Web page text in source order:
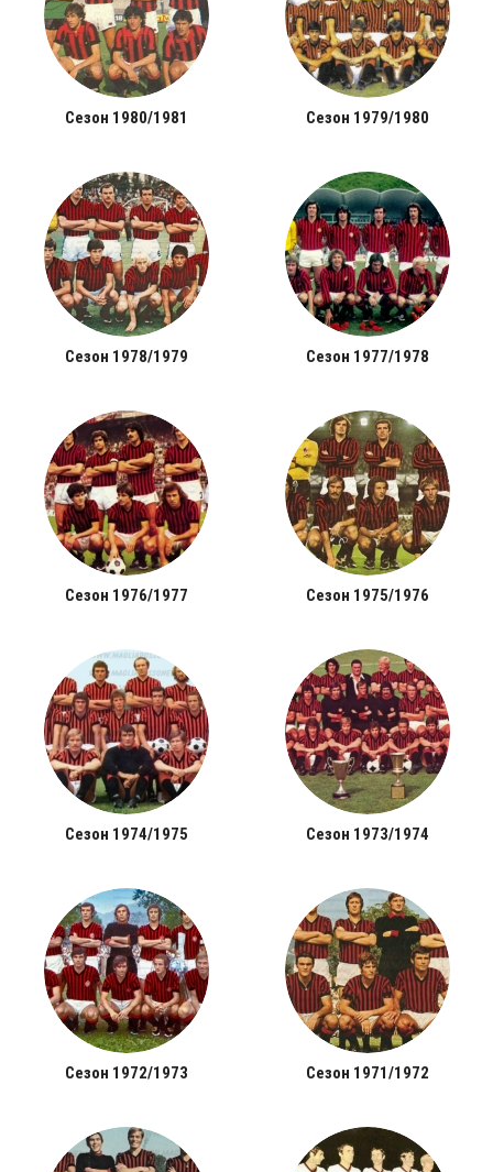
Сезон 1980/1981 Сезон 1979/1980
Сезон 1978/1979 Сезон 1977/1978
Сезон 1976/1977 Сезон 1975/1976
Сезон 1974/1975 Сезон 1973/1974
Сезон 1972/1973 Сезон 1971/1972